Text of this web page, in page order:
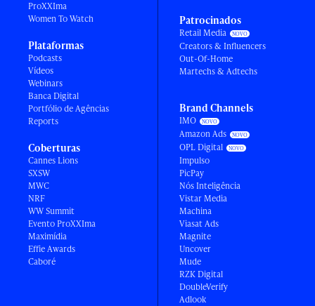
ProXXIma
Women To Watch
Plataformas
Podcasts
Vídeos
Webinars
Banca Digital
Portfólio de Agências
Reports
Coberturas
Cannes Lions
SXSW
MWC
NRF
WW Summit
Evento ProXXIma
Maximídia
Effie Awards
Caboré
Patrocinados
Retail Media
Creators & Influencers
Out-Of-Home
Martechs & Adtechs
Brand Channels
IMO
Amazon Ads
OPL Digital
Impulso
PicPay
Nós Inteligência
Vistar Media
Machina
Viasat Ads
Magnite
Uncover
Mude
RZK Digital
DoubleVerify
Adlook